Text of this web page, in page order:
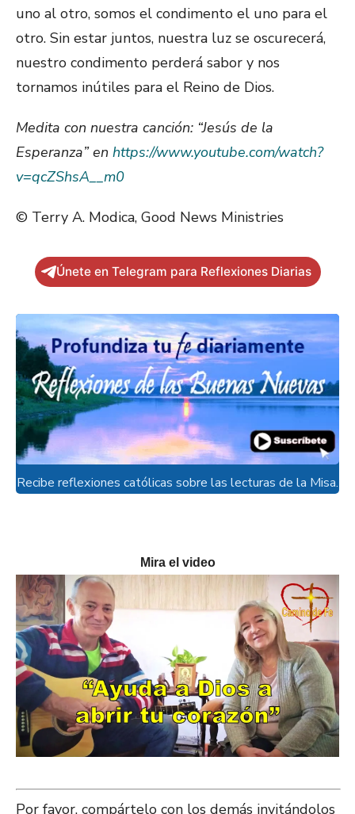
uno al otro, somos el condimento el uno para el
otro. Sin estar juntos, nuestra luz se oscurecerá,
nuestro condimento perderá sabor y nos
tornamos inútiles para el Reino de Dios.
Medita con nuestra canción: “Jesús de la
Esperanza” en https://www.youtube.com/watch?
v=qcZShsA__m0
© Terry A. Modica, Good News Ministries
Únete en Telegram para Reflexiones Diarias
Recibe reflexiones católicas sobre las lecturas de la Misa.
Mira el video
Por favor, compártelo con los demás invitándolos